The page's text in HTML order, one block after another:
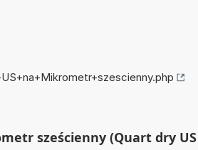
sześcienny (Quart dry US